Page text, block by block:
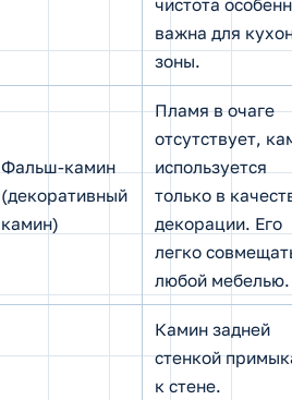
чистота
важна для
зоны.
Фальш-камин
(декоративный
камин)
Пламя в очаге
отсутствует,
используется
только в
декорации. Его
легко
любой мебелью.
Камин задней
стенкой
к стене.